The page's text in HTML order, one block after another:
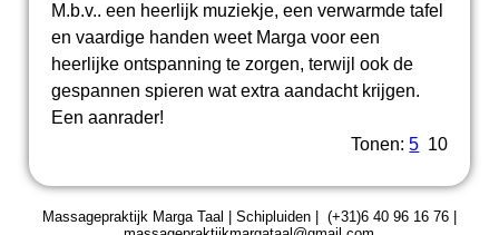
M.b.v.. een heerlijk muziekje, een verwarmde tafel
en vaardige handen weet Marga voor een
heerlijke ontspanning te zorgen, terwijl ook de
gespannen spieren wat extra aandacht krijgen.
Een aanrader!
Tonen:5 10
Massagepraktijk Marga Taal | Schipluiden | (+31)6 40 96 16 76 |